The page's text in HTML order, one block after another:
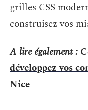
grilles CSS
construisez vos
A lire également :
développez vos
Nice